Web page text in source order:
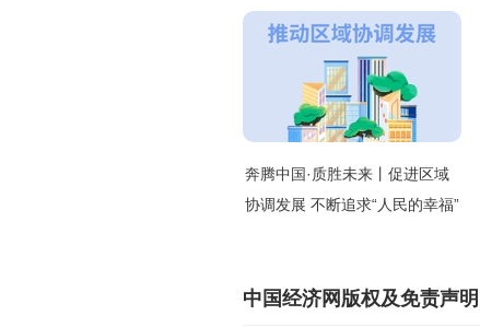
奔腾中国·质胜未来丨促进区域
协调发展 不断追求“人民的幸福”
中国经济网版权及免责声明